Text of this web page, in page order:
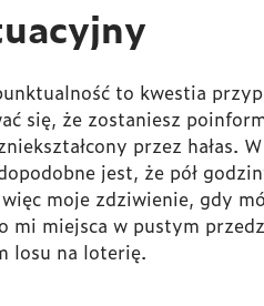
to kwestia
się, że zostaniesz
przez hałas.
jest, że pół
moje zdziwienie, gdy
mi miejsca w pustym
losu na loterię.